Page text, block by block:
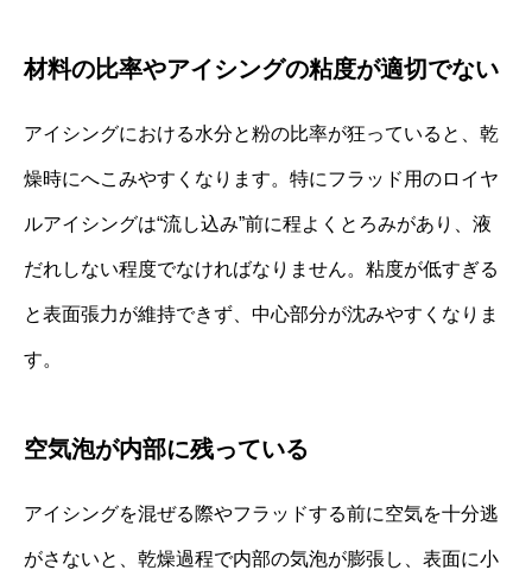
材料の比率やアイシングの粘度が適切でない
アイシングにおける水分と粉の比率が狂っていると、乾
燥時にへこみやすくなります。特にフラッド用のロイヤ
ルアイシングは“流し込み”前に程よくとろみがあり、液
だれしない程度でなければなりません。粘度が低すぎる
と表面張力が維持できず、中心部分が沈みやすくなりま
す。
空気泡が内部に残っている
アイシングを混ぜる際やフラッドする前に空気を十分逃
がさないと、乾燥過程で内部の気泡が膨張し、表面に小